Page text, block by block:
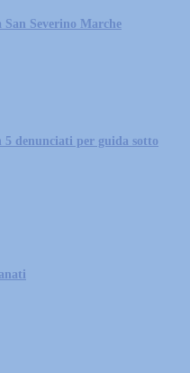
San Severino Marche
denunciati per guida sotto